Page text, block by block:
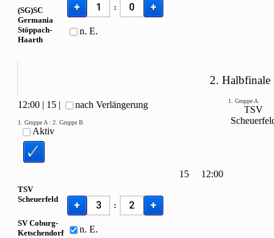
(SG)SC
Germania
Stöppach-
Haarth
+ : +
n. E.
2. Halbfinale
12:00 | 15 | nach Verlängerung
1. Gruppe A : 2. Gruppe B
Aktiv
TSV
Scheuerfeld
SV Coburg-
Ketschendorf
+ : +
n. E.
15 12:00
1. Gruppe A
TSV